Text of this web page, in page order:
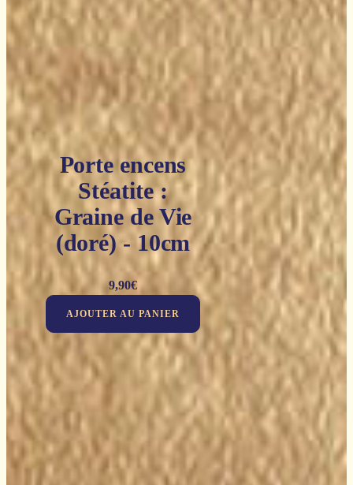
Porte encens
Stéatite :
Graine de Vie
(doré) - 10cm
9,90€
AJOUTER AU PANIER